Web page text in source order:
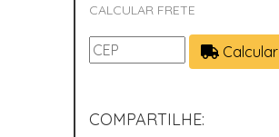
CALCULAR FRETE
COMPARTILHE: